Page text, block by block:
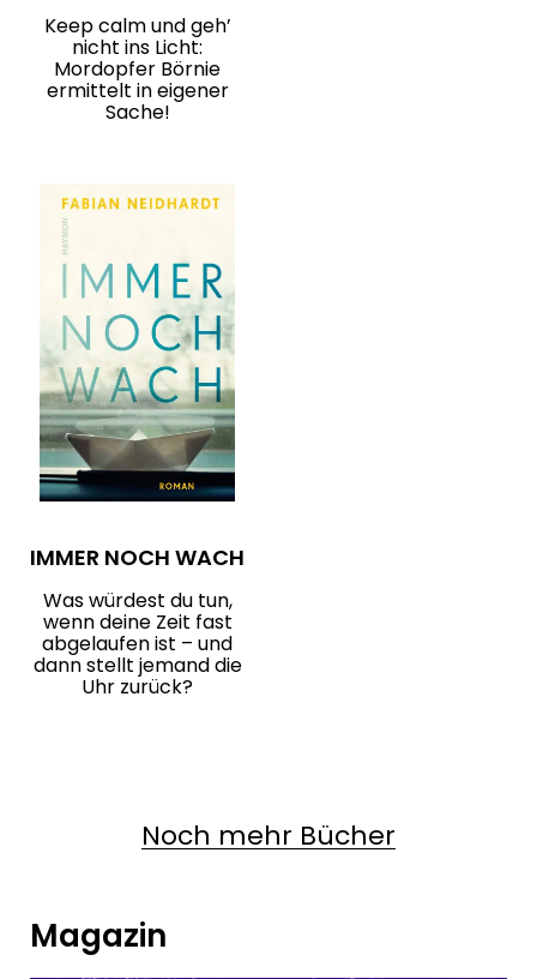
Keep calm und geh’
nicht ins Licht:
Mordopfer Börnie
ermittelt in eigener
Sache!
IMMER NOCH WACH
Was würdest du tun,
wenn deine Zeit fast
abgelaufen ist – und
dann stellt jemand die
Uhr zurück?
Noch mehr Bücher
Magazin